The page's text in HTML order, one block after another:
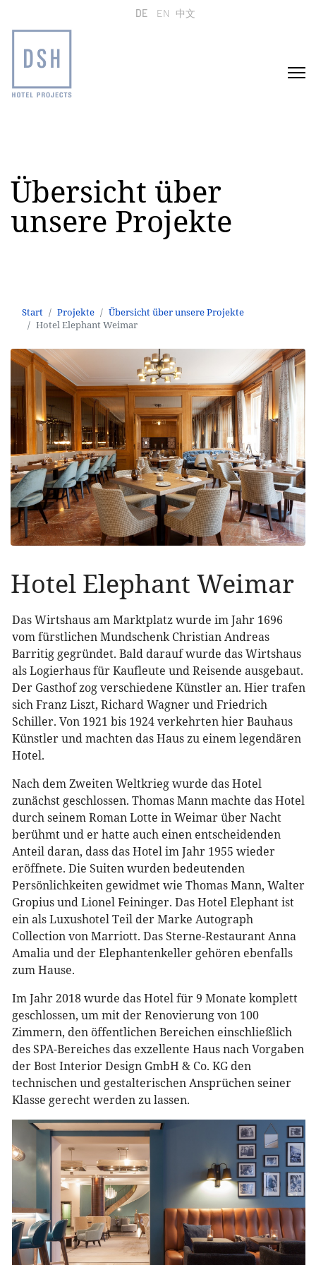
Sprache auswählen
DE EN 中文
Übersicht über
unsere Projekte
Start Projekte
Übersicht über unsere Projekte
Hotel Elephant Weimar
Hotel Elephant Weimar
Das Wirtshaus am Marktplatz wurde im Jahr 1696
vom fürstlichen Mundschenk Christian Andreas
Barritig gegründet. Bald darauf wurde das Wirtshaus
als Logierhaus für Kaufleute und Reisende ausgebaut.
Der Gasthof zog verschiedene Künstler an. Hier trafen
sich Franz Liszt, Richard Wagner und Friedrich
Schiller. Von 1921 bis 1924 verkehrten hier Bauhaus
Künstler und machten das Haus zu einem legendären
Hotel.
Nach dem Zweiten Weltkrieg wurde das Hotel
zunächst geschlossen. Thomas Mann machte das Hotel
durch seinem Roman Lotte in Weimar über Nacht
berühmt und er hatte auch einen entscheidenden
Anteil daran, dass das Hotel im Jahr 1955 wieder
eröffnete. Die Suiten wurden bedeutenden
Persönlichkeiten gewidmet wie Thomas Mann, Walter
Gropius und Lionel Feininger. Das Hotel Elephant ist
ein als Luxushotel Teil der Marke Autograph
Collection von Marriott. Das Sterne-Restaurant Anna
Amalia und der Elephantenkeller gehören ebenfalls
zum Hause.
Im Jahr 2018 wurde das Hotel für 9 Monate komplett
geschlossen, um mit der Renovierung von 100
Zimmern, den öffentlichen Bereichen einschließlich
des SPA-Bereiches das exzellente Haus nach Vorgaben
der Bost Interior Design GmbH & Co. KG den
technischen und gestalterischen Ansprüchen seiner
Klasse gerecht werden zu lassen.